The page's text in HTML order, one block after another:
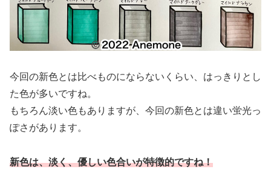
今回の新色とは比べものにならないくらい、はっきりとし
た色が多いですね。
もちろん淡い色もありますが、今回の新色とは違い蛍光っ
ぽさがあります。
新色は、淡く、優しい色合いが特徴的ですね！